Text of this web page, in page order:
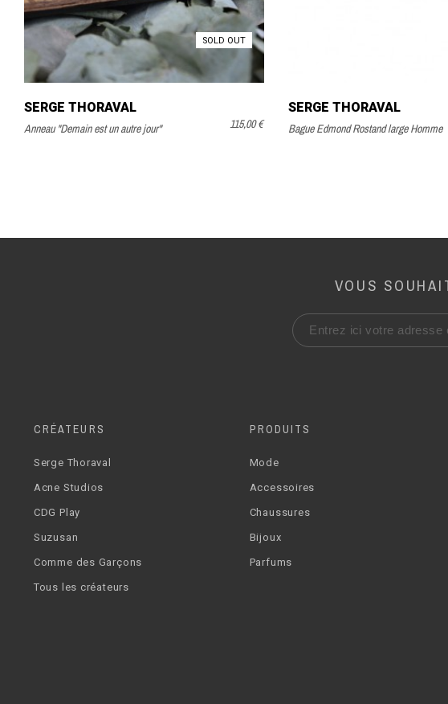
SERGE THORAVAL
Anneau "Demain est un autre jour" 115,00 €
SOLD OUT
SERGE THORAVAL
Bague Edmond Rostand large Homme
VOUS
CRÉATEURS
Serge Thoraval
Acne Studios
CDG Play
Suzusan
Comme des Garçons
Tous les créateurs
PRODUITS
Mode
Accessoires
Chaussures
Bijoux
Parfums